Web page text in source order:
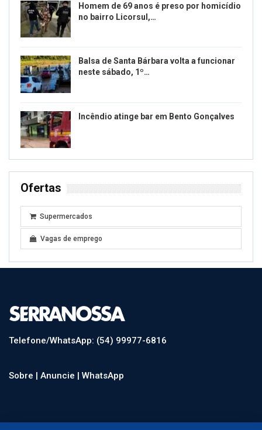
Homem de 69 anos é preso por homicídio
no bairro Licorsul,…
Balsa de Santa Bárbara volta a funcionar
neste sábado, 1º…
Incêndio atinge bar em Bento Gonçalves
Ofertas
Supermercados
Vagas de emprego
Telefone/WhatsApp: (54) 99977-6816
Sobre | Anuncie | WhatsApp